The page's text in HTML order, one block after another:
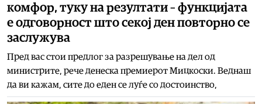
комфор, туку на резултати – функцијата
е одговорност што секој ден повторно се
заслужува
Пред вас стои предлог за разрешување на дел од
министрите, рече денеска премиерот Мицкоски. Веднаш
да ви кажам, сите до еден се луѓе со достоинство,